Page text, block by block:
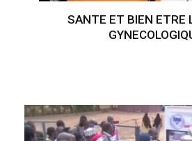
SANTE ET BIEN ETRE